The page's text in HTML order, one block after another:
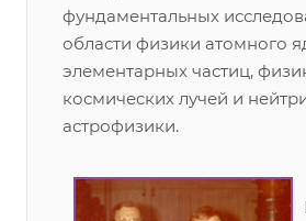
фундаментальных
области физики атомного
элементарных частиц,
космических лучей и
астрофизики.